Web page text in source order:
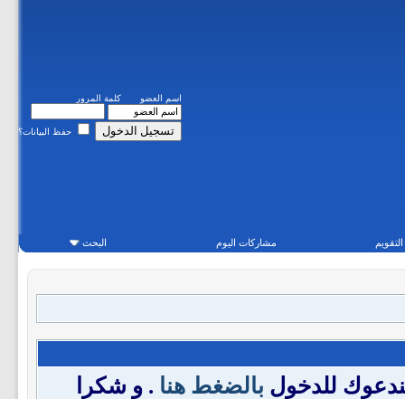
اسم العضو كلمة المرور
حفظ البيانات؟
التقويم مشاركات اليوم البحث
للدخول بالضغط هنا . و شكرا